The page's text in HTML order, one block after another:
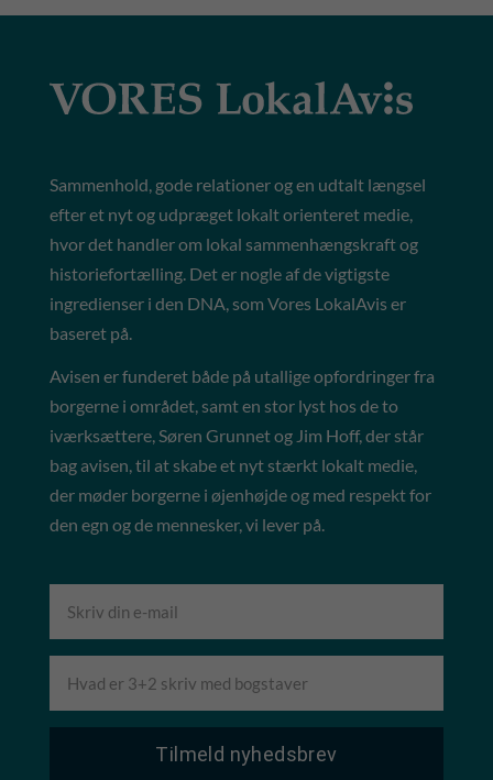
Sammenhold, gode relationer og en udtalt længsel
efter et nyt og udpræget lokalt orienteret medie,
hvor det handler om lokal sammenhængskraft og
historiefortælling. Det er nogle af de vigtigste
ingredienser i den DNA, som Vores LokalAvis er
baseret på.
Avisen er funderet både på utallige opfordringer fra
borgerne i området, samt en stor lyst hos de to
iværksættere, Søren Grunnet og Jim Hoff, der står
bag avisen, til at skabe et nyt stærkt lokalt medie,
der møder borgerne i øjenhøjde og med respekt for
den egn og de mennesker, vi lever på.